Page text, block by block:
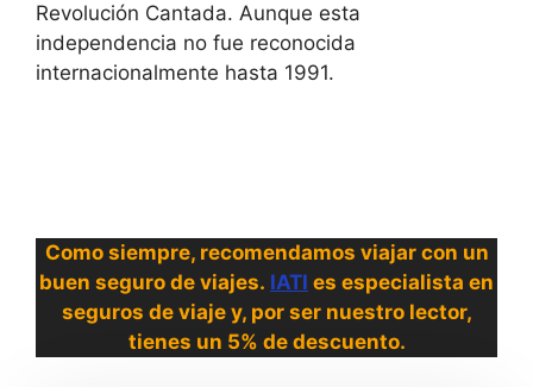
Revolución Cantada. Aunque esta
independencia no fue reconocida
internacionalmente hasta 1991.
Como siempre, recomendamos viajar con un
buen seguro de viajes. IATI es especialista en
seguros de viaje y, por ser nuestro lector,
tienes un 5% de descuento.